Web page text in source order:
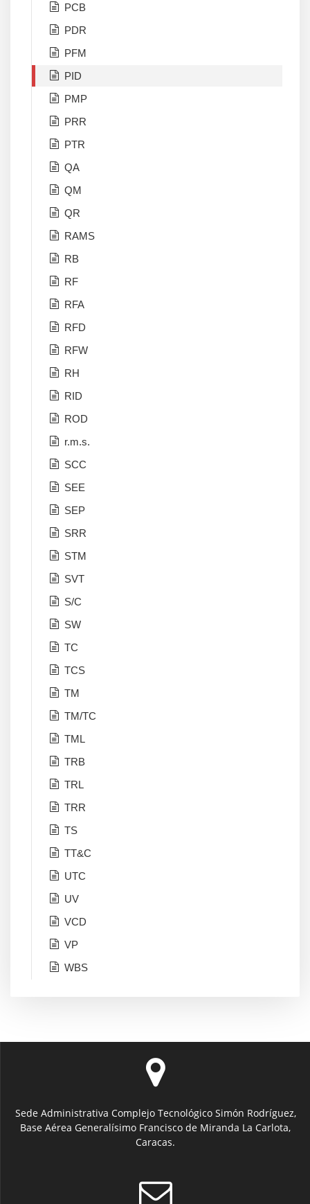
PCB
PDR
PFM
PID
PMP
PRR
PTR
QA
QM
QR
RAMS
RB
RF
RFA
RFD
RFW
RH
RID
ROD
r.m.s.
SCC
SEE
SEP
SRR
STM
SVT
S/C
SW
TC
TCS
TM
TM/TC
TML
TRB
TRL
TRR
TS
TT&C
UTC
UV
VCD
VP
WBS
Sede Administrativa Complejo Tecnológico Simón Rodríguez,
Base Aérea Generalísimo Francisco de Miranda La Carlota,
Caracas.